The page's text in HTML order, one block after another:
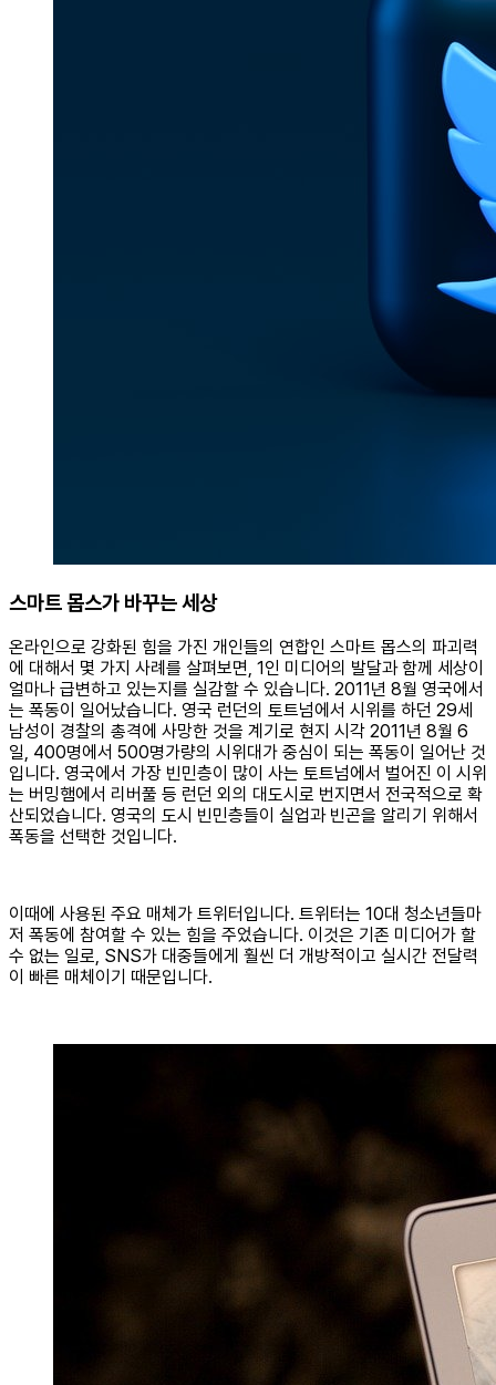
스마트 몹스가 바꾸는 세상
온라인으로 강화된 힘을 가진 개인들의 연합인 스마트 몹스의 파괴력
에 대해서 몇 가지 사례를 살펴보면, 1인 미디어의 발달과 함께 세상이
얼마나 급변하고 있는지를 실감할 수 있습니다. 2011년 8월 영국에서
는 폭동이 일어났습니다. 영국 런던의 토트넘에서 시위를 하던 29세
남성이 경찰의 총격에 사망한 것을 계기로 현지 시각 2011년 8월 6
일, 400명에서 500명가량의 시위대가 중심이 되는 폭동이 일어난 것
입니다. 영국에서 가장 빈민층이 많이 사는 토트넘에서 벌어진 이 시위
는 버밍햄에서 리버풀 등 런던 외의 대도시로 번지면서 전국적으로 확
산되었습니다. 영국의 도시 빈민층들이 실업과 빈곤을 알리기 위해서
폭동을 선택한 것입니다.
이때에 사용된 주요 매체가 트위터입니다. 트위터는 10대 청소년들마
저 폭동에 참여할 수 있는 힘을 주었습니다. 이것은 기존 미디어가 할
수 없는 일로, SNS가 대중들에게 훨씬 더 개방적이고 실시간 전달력
이 빠른 매체이기 때문입니다.